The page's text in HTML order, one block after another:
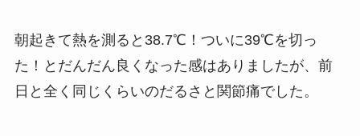
朝起きて熱を測ると38.7℃！ついに39℃を切っ
た！とだんだん良くなった感はありましたが、前
日と全く同じくらいのだるさと関節痛でした。